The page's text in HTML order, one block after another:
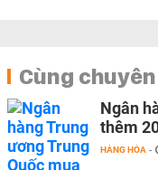
Cùng
Ngân
thêm
HÀNG HÓA -